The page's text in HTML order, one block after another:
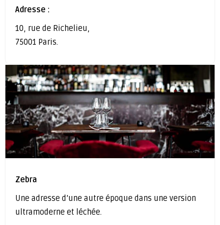
Adresse :
10, rue de Richelieu,
75001 Paris.
Zebra
Une adresse d’une autre époque dans une version
ultramoderne et léchée.